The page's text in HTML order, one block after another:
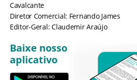
Cavalcante
Diretor Comercial: Fernando James
Editor-Geral: Claudemir Araújo
Baixe nosso
aplicativo